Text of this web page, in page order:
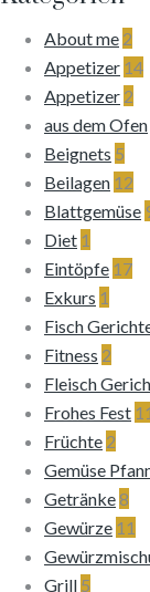
About me 2
Appetizer 14
Appetizer 2
aus dem Ofen
Beignets 5
Beilagen 12
Blattgemüse
Diet 1
Eintöpfe 17
Exkurs 1
Fisch
Fitness 2
Fleisch
Frohes Fest 11
Früchte 2
Gemüse
Getränke8
Gewürze 11
Grill 5